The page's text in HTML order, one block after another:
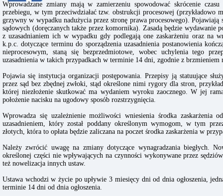
Wprowadzane zmiany mają w zamierzeniu spowodować skrócenie
przebiegu, w tym przeciwdziałać tzw. obstrukcji procesowej (przykładowo
grzywny w wypadku nadużycia przez stronę prawa procesowego). Pojawiają
sądowych (doręczanych także przez komornika). Zasadą będzie wydawanie
z uzasadnianiem ich w wypadku gdy podlegają one zaskarżeniu oraz na
k.p.c. dotyczące terminu do sporządzenia uzasadnienia postanowienia
nieprocesowym, staną się bezprzedmiotowe, wobec uchylenia tego
uzasadnienia w takich przypadkach w terminie 14 dni, zgodnie z
Pojawia się instytucja organizacji postępowania. Przepisy ją statuujące
przez sąd bez zbędnej zwłoki, stąd określone nimi rygory dla stron,
której niezłożenie skutkować ma wydaniem wyroku zaocznego. W jej
położenie nacisku na ugodowy sposób rozstrzygnięcia.
Wprowadza się uzależnienie możliwości wniesienia środka zaskarżenia
uzasadnieniem, który został poddany określonym wymogom, w tym
złotych, która to opłata będzie zaliczana na poczet środka zaskarżenia w
Należy zwrócić uwagę na zmiany dotyczące wynagradzania biegłych.
określonej części nie wpływających na czynności wykonywane przez
też nowelizacja innych ustaw.
Ustawa wchodzi w życie po upływie 3 miesięcy dni od dnia ogłoszenia,
terminie 14 dni od dnia ogłoszenia.